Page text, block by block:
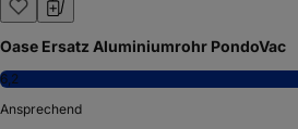
Oase Ersatz Aluminiumrohr PondoVac
6,2
Ansprechend